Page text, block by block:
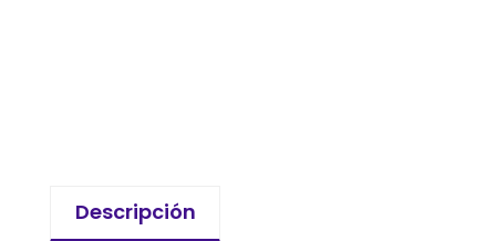
Descripción